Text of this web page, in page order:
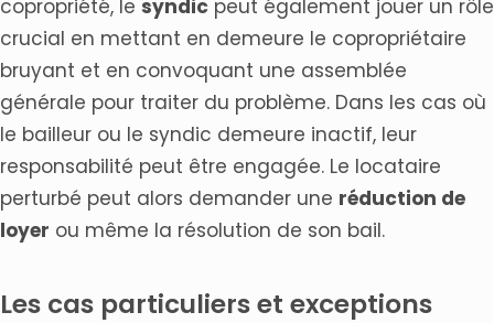
copropriété, le syndic peut également jouer un rôle
crucial en mettant en demeure le copropriétaire
bruyant et en convoquant une assemblée
générale pour traiter du problème. Dans les cas où
le bailleur ou le syndic demeure inactif, leur
responsabilité peut être engagée. Le locataire
perturbé peut alors demander une réduction de
loyer ou même la résolution de son bail.
Les cas particuliers et exceptions